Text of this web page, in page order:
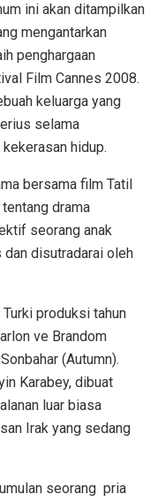
ini akan ditampilkan
mengantarkan
penghargaan
Film Cannes 2008.
keluarga yang
selama
hidup.
bersama film Tatil
drama
seorang anak
disutradarai oleh
produksi tahun
ve Brandom
(Autumn).
Karabey, dibuat
luar biasa
Irak yang sedang
seorang pria